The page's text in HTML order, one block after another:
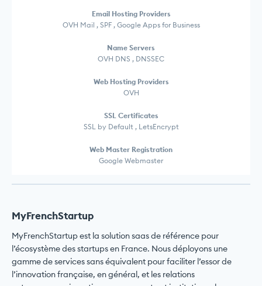
Email Hosting Providers
OVH Mail , SPF , Google Apps for Business
Name Servers
OVH DNS , DNSSEC
Web Hosting Providers
OVH
SSL Certificates
SSL by Default , LetsEncrypt
Web Master Registration
Google Webmaster
MyFrenchStartup
MyFrenchStartup est la solution saas de référence pour
l’écosystème des startups en France. Nous déployons une
gamme de services sans équivalent pour faciliter l’essor de
l’innovation française, en général, et les relations